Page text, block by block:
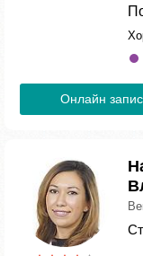
Онлайн